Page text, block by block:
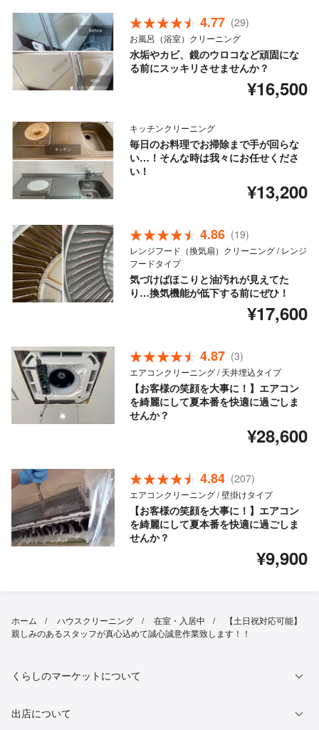
4.77 (29)
お風呂（浴室）クリーニング
水垢やカビ、鏡のウロコなど頑固にな
る前にスッキリさせませんか？
¥16,500
キッチンクリーニング
毎日のお料理でお掃除まで手が回らな
い…！そんな時は我々にお任せくださ
い！
¥13,200
4.86 (19)
レンジフード（換気扇）クリーニング / レンジ
フードタイプ
気づけばほこりと油汚れが見えてた
り…換気機能が低下する前にぜひ！
¥17,600
4.87 (3)
エアコンクリーニング / 天井埋込タイプ
【お客様の笑顔を大事に！】エアコン
を綺麗にして夏本番を快適に過ごしま
せんか？
¥28,600
4.84 (207)
エアコンクリーニング / 壁掛けタイプ
【お客様の笑顔を大事に！】エアコン
を綺麗にして夏本番を快適に過ごしま
せんか？
¥9,900
ホーム ハウスクリーニング 在室・入居中
【土日祝対応可能】
親しみのあるスタッフが真心込めて誠心誠意作業致します！！
くらしのマーケットについて
出店について